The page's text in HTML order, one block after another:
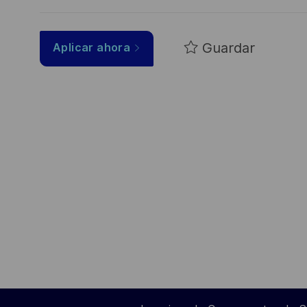
Aplicar ahora Guardar